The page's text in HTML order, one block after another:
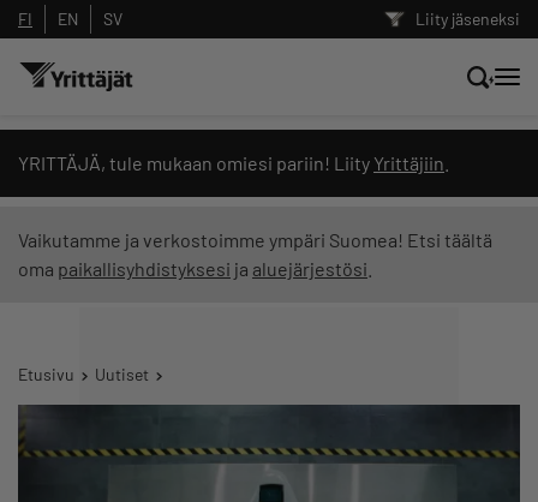
Liity jäseneksi
FI EN SV
YRITTÄJÄ, tule mukaan omiesi pariin! Liity Yrittäjiin
Vaikutamme ja verkostoimme ympäri Suomea! Etsi täältä
oma paikallisyhdistyksesi ja aluejärjestösi
Etusivu Uutiset
Hae sivustolta tai kysy suoraan
Yrittäjien tekoälyltä
Suodata hakutuloksia: näytä kaikki sisältö